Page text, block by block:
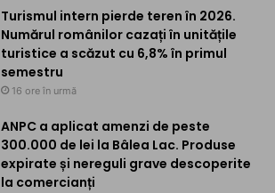
Turismul intern pierde teren în 2026.
Numărul românilor cazați în unitățile
turistice a scăzut cu 6,8% în primul
semestru
16 ore în urmă
ANPC a aplicat amenzi de peste
300.000 de lei la Bâlea Lac. Produse
expirate și nereguli grave descoperite
la comercianți